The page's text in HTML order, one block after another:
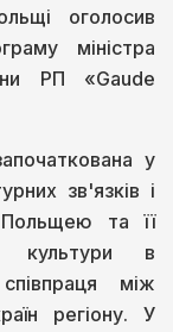
оголосив
міністра
РП «Gaude
у
зв'язків і
та її
культури в
між
регіону. У